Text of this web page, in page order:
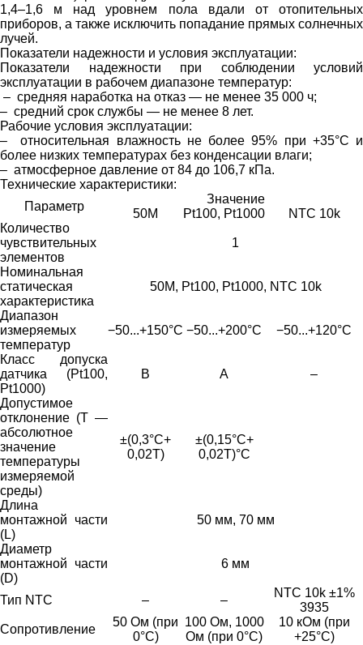
1,4–1,6 м над уровнем пола вдали от отопительных
приборов, а также исключить попадание прямых солнечных
лучей.
Показатели надежности и условия эксплуатации:
Показатели надежности при соблюдении условий
эксплуатации в рабочем диапазоне температур:
– средняя наработка на отказ — не менее 35 000 ч;
– средний срок службы — не менее 8 лет.
Рабочие условия эксплуатации:
– относительная влажность не более 95% при +35°С и
более низких температурах без конденсации влаги;
– атмосферное давление от 84 до 106,7 кПа.
Технические характеристики:
Параметр
Значение
50М
Pt100, Pt1000
NTC 10k
Количество
чувствительных
элементов
1
Номинальная
статическая
характеристика
50М, Pt100, Pt1000, NTC 10k
Диапазон
измеряемых
температур
−50...+150°С −50...+200°С −50...+120°С
Класс допуска
датчика (Pt100,
Pt1000)
B А –
Допустимое
отклонение (Т —
абсолютное
значение
температуры
измеряемой
среды)
±(0,3°С+
0,02T)
±(0,15°С+
0,02T)°С
Длина
монтажной части
(L)
50 мм, 70 мм
Диаметр
монтажной части
(D)
6 мм
Тип NTC – –
NTC 10k ±1%
3935
Сопротивление
50 Ом (при
0°С)
100 Ом, 1000
Ом (при 0°С)
10 кОм (при
+25°С)